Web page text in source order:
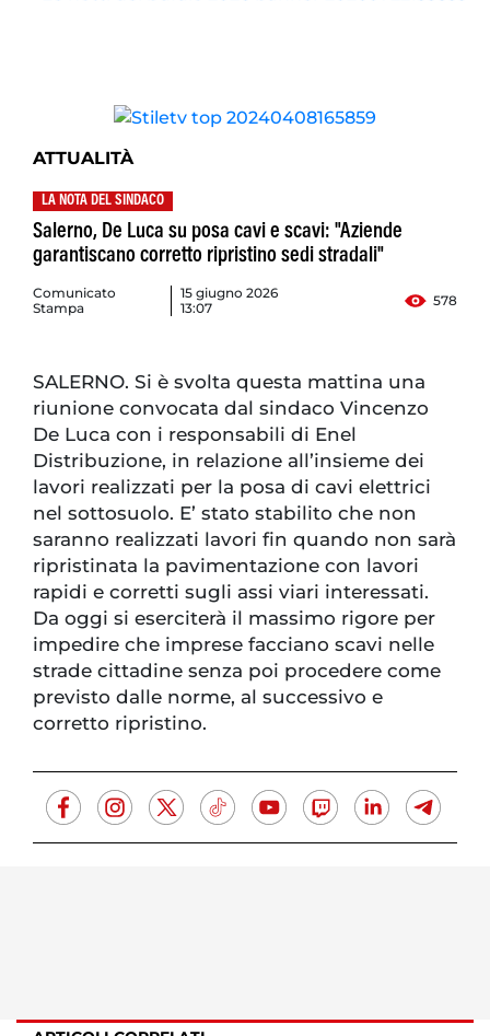
ATTUALITÀ
LA NOTA DEL SINDACO
Salerno, De Luca su posa cavi e scavi: "Aziende
garantiscano corretto ripristino sedi stradali"
Comunicato
Stampa
15 giugno 2026
13:07
578
SALERNO. Si è svolta questa mattina una
riunione convocata dal sindaco Vincenzo
De Luca con i responsabili di Enel
Distribuzione, in relazione all’insieme dei
lavori realizzati per la posa di cavi elettrici
nel sottosuolo. E’ stato stabilito che non
saranno realizzati lavori fin quando non sarà
ripristinata la pavimentazione con lavori
rapidi e corretti sugli assi viari interessati.
Da oggi si eserciterà il massimo rigore per
impedire che imprese facciano scavi nelle
strade cittadine senza poi procedere come
previsto dalle norme, al successivo e
corretto ripristino.